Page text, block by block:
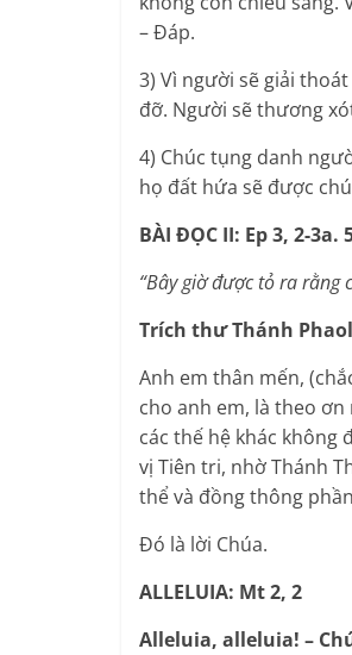
– Đáp.
3) Vì người sẽ giải
đỡ. Người sẽ thương
4) Chúc tụng danh
họ đất hứa sẽ được
BÀI ĐỌC II: Ep 3, 2-3a.
“Bây giờ được tỏ ra
Trích thư Thánh
Anh em thân mến,
cho anh em, là theo
các thế hệ khác không
vị Tiên tri, nhờ Thánh
thể và đồng thông
Đó là lời Chúa.
ALLELUIA: Mt 2, 2
Alleluia, alleluia! –